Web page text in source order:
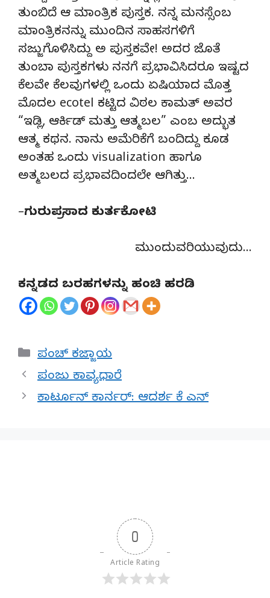
ತುಂಬಿದೆ ಆ ಮಾಂತ್ರಿಕ ಪುಸ್ತಕ. ನನ್ನ ಮನಸ್ಸೆಂಬ
ಮಾಂತ್ರಿಕನನ್ನು ಮುಂದಿನ ಸಾಹಸಗಳಿಗೆ
ಸಜ್ಜುಗೊಳಿಸಿದ್ದು ಅ ಪುಸ್ತಕವೇ! ಅದರ ಜೊತೆ
ತುಂಬಾ ಪುಸ್ತಕಗಳು ನನಗೆ ಪ್ರಭಾವಿಸಿದರೂ ಇಷ್ಟದ
ಕೆಲವೇ ಕೆಲವುಗಳಲ್ಲಿ ಒಂದು ಏಷಿಯಾದ ಮೊತ್ತ
ಮೊದಲ ecotel ಕಟ್ಟಿದ ವಿಠಲ ಕಾಮತ್ ಅವರ
“ಇಡ್ಲಿ, ಆರ್ಕಿಡ್ ಮತ್ತು ಆತ್ಮಬಲ” ಎಂಬ ಅದ್ಭುತ
ಆತ್ಮ ಕಥನ. ನಾನು ಅಮೆರಿಕೆಗೆ ಬಂದಿದ್ದು ಕೂಡ
ಅಂತಹ ಒಂದು visualization ಹಾಗೂ
ಅತ್ಮಬಲದ ಪ್ರಭಾವದಿಂದಲೇ ಆಗಿತ್ತು…
–ಗುರುಪ್ರಸಾದ ಕುರ್ತಕೋಟಿ
ಮುಂದುವರಿಯುವುದು…
ಕನ್ನಡದ ಬರಹಗಳನ್ನು ಹಂಚಿ ಹರಡಿ
Categories
ಪಂಚ್ ಕಜ್ಜಾಯ
ಪಂಜು ಕಾವ್ಯಧಾರೆ
ಕಾರ್ಟೂನ್ ಕಾರ್ನರ್: ಆದರ್ಶ ಕೆ ಎನ್
0
Article Rating